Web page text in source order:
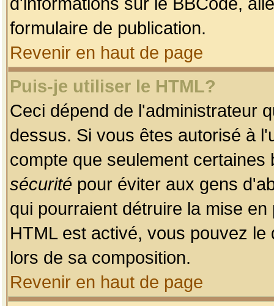
formulaire de publication.
Revenir en haut de page
Puis-je utiliser le HTML?
Ceci dépend de l'administrateur
dessus. Si vous êtes autorisé à
compte que seulement
sécurité pour éviter aux gens
qui pourraient détruire la mise
HTML est activé, vous pouvez
lors de sa composition.
Revenir en haut de page